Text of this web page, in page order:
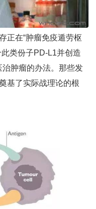
正在“肿瘤免疫遁劳枢
类份子PD-L1并创造
肿瘤的办法。那些发
基了实际战理论的根